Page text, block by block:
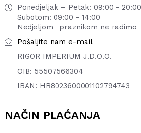
Ponedjeljak – Petak: 09:00 - 20:00
Subotom: 09:00 - 14:00
Nedjeljom i praznikom ne radimo
Pošaljite nam e-mail
RIGOR IMPERIUM J.D.O.O.
OIB: 55507566304
IBAN: HR8023600001102794743
NAČIN PLAĆANJA